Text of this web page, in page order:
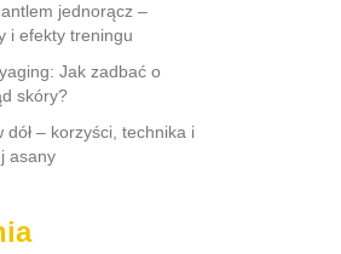
jednorącz –
i efekty treningu
Jak zadbać o
skóry?
dół – korzyści, technika i
asany